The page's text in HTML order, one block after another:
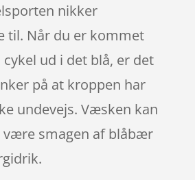
nikker
til. Når du er kommet
ud i det blå, er det
på at kroppen har
undevejs. Væsken kan
være smagen af blåbær